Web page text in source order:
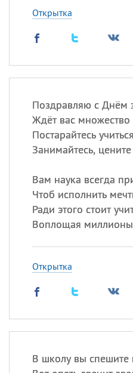
Открытка
Поздравляю с Днём
Ждёт вас
Постарайтесь
Занимайтесь,
Вам наука всегда
Чтоб исполнить
Ради этого стоит
Воплощая
Открытка
В школу вы спешите